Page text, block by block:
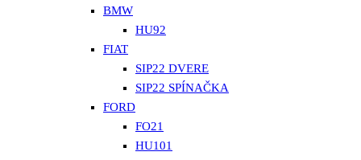
BMW
HU92
FIAT
SIP22 DVERE
SIP22 SPÍNAČKA
FORD
FO21
HU101